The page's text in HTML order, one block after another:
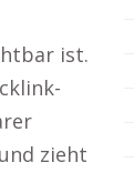
ist.
zieht